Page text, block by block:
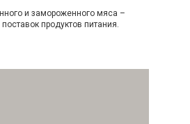
и замороженного мяса –
продуктов питания.